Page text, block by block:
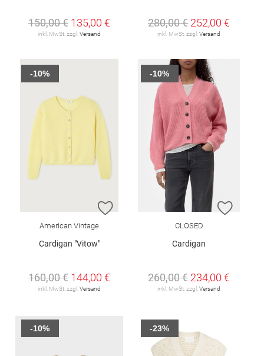
150,00 € 135,00 €
inkl. MwSt. zzgl. Versand
280,00 € 252,00 €
inkl. MwSt. zzgl. Versand
ZUR WUNSCHLISTE HINZUFÜGEN
American Vintage
Cardigan "Vitow"
160,00 € 144,00 €
inkl. MwSt. zzgl. Versand
-10%
ZUR
CLOSED
Cardigan
260,00 € 234,00 €
inkl. MwSt. zzgl. Versand
-10%
-10% -23%